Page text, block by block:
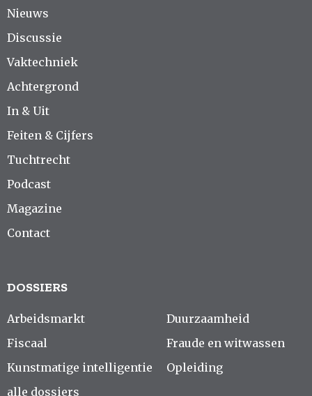
Nieuws
Discussie
Vaktechniek
Achtergrond
In & Uit
Feiten & Cijfers
Tuchtrecht
Podcast
Magazine
Contact
DOSSIERS
Arbeidsmarkt
Fiscaal
Kunstmatige intelligentie
alle dossiers
Duurzaamheid
Fraude en witwassen
Opleiding